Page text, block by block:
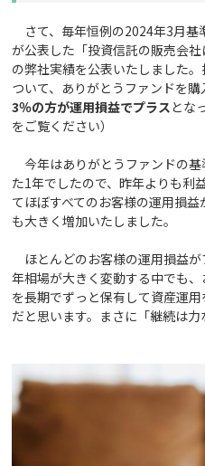
さて、毎年恒例の2024年3月基
が公表した「投資信託の販売会社
の弊社実績を公表いたしました
ついて、ありがとうファンドを
3％の方が運用損益でプラスとな
をご覧ください）
今年はありがとうファンドの
た1年でしたので、昨年よりも利
てほぼすべてのお客様の運用損
も大きく増加いたしました。
ほとんどのお客様の運用損益
年相場が大きく変動する中でも
を長期でずっと保有して資産運
だと思います。まさに「継続は力